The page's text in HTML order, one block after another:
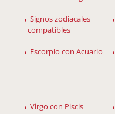
Signos zodiacales
compatibles
Escorpio con Acuario
Virgo con Piscis